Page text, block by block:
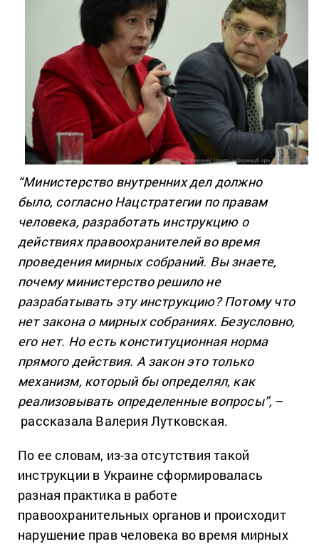
“Министерство внутренних дел должно
было, согласно Нацстратегии по правам
человека, разработать инструкцию о
действиях правоохранителей во время
проведения мирных собраний. Вы знаете,
почему министерство решило не
разрабатывать эту инструкцию? Потому что
нет закона о мирных собраниях. Безусловно,
его нет. Но есть конституционная норма
прямого действия. А закон это только
механизм, который бы определял, как
реализовывать определенные вопросы”, –
рассказала Валерия Лутковская.
По ее словам, из-за отсутствия такой
инструкции в Украине сформировалась
разная практика в работе
правоохранительных органов и происходит
нарушение прав человека во время мирных